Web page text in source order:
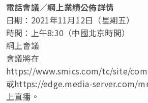
電話會議／網上業績公佈詳情
日期：2021年11月12日 （星期五）
時間：上午8:30 （中國北京時間）
網上會議
會議將在
https://www.smics.com/tc/site/
或https://edge.media-server.com/
上直播。